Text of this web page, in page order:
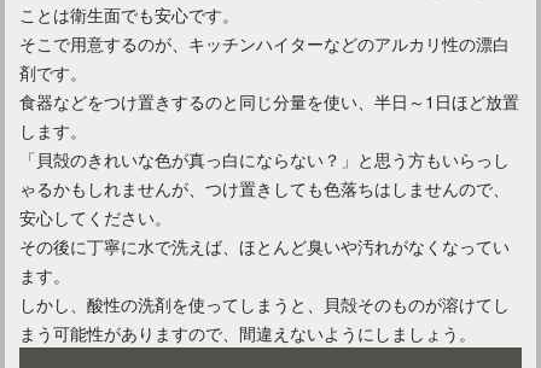
カントリー調のインテリアを作りたいならブログを参考に！
ことは衛生面でも安心です。
そこで用意するのが、キッチンハイターなどのアルカリ性の漂白
剤です。
食器などをつけ置きするのと同じ分量を使い、半日～1日ほど放置
します。
「貝殻のきれいな色が真っ白にならない？」と思う方もいらっし
ゃるかもしれませんが、つけ置きしても色落ちはしませんので、
安心してください。
その後に丁寧に水で洗えば、ほとんど臭いや汚れがなくなってい
ます。
しかし、酸性の洗剤を使ってしまうと、貝殻そのものが溶けてし
まう可能性がありますので、間違えないようにしましょう。